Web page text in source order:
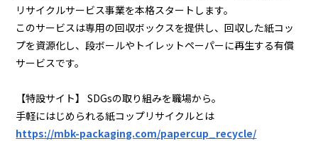
リサイクルサービス事業を本格スタートします。
このサービスは専用の回収ボックスを提供し、回収した紙コッ
プを資源化し、段ボールやトイレットペーパーに再生する有償
サービスです。
【特設サイト】 SDGsの取り組みを職場から。
手軽にはじめられる紙コップリサイクルとは
https://mbk-packaging.com/papercup_recycle/